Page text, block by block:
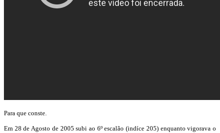
Para que conste.
Em 28 de Agosto de 2005 subi ao 6º escalão (indíce 205) enquanto vigorava o